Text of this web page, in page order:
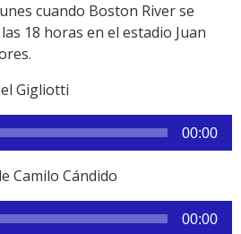
cuando Boston River se
18 horas en el estadio Juan
Gigliotti
00:00
Camilo Cándido
00:00